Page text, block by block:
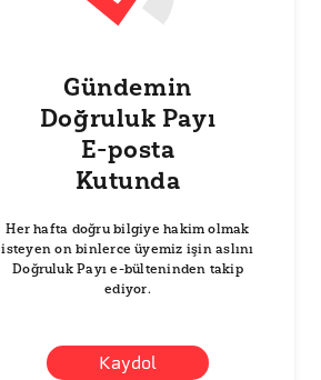
Gündemin
Doğruluk Payı
E-posta
Kutunda
Her hafta doğru bilgiye hakim olmak
isteyen on binlerce üyemiz işin aslını
Doğruluk Payı e-bülteninden takip
ediyor.
Kaydol